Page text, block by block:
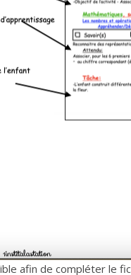
afin de compléter le